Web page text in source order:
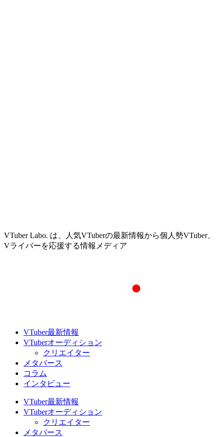
VTuber Labo. は、人気VTuberの最新情報から個人勢VTuber、
Vライバーを応援する情報メディア
VTuber最新情報
VTuberオーディション
クリエイター
メタバース
コラム
インタビュー
VTuber最新情報
VTuberオーディション
クリエイター
メタバース